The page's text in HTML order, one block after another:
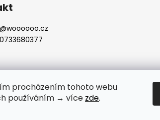
procházením tohoto webu
používáním → více zde.
@woooooo.cz